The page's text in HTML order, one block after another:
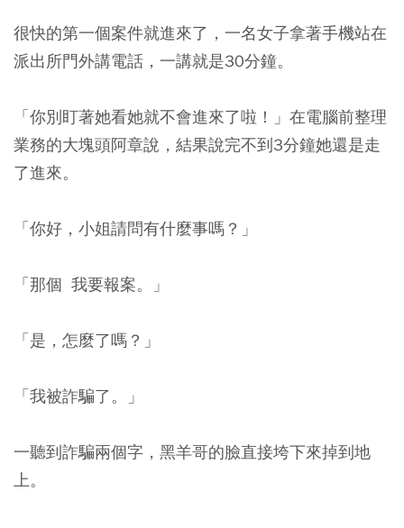
很快的第一個案件就進來了，一名女子拿著手機站在
派出所門外講電話，一講就是30分鐘。
「你別盯著她看她就不會進來了啦！」在電腦前整理
業務的大塊頭阿章說，結果說完不到3分鐘她還是走
了進來。
「你好，小姐請問有什麼事嗎？」
「那個 我要報案。」
「是，怎麼了嗎？」
「我被詐騙了。」
一聽到詐騙兩個字，黑羊哥的臉直接垮下來掉到地
上。